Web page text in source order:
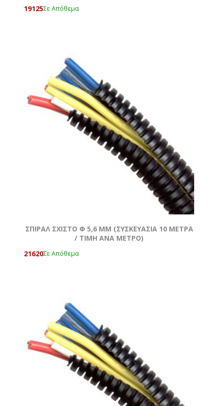
19125Σε Απόθεμα
ΣΠΙΡΑΛ ΣΧΙΣΤΟ Φ 5,6 MM (ΣΥΣΚΕΥΑΣΙΑ 10 ΜΕΤΡΑ
/ TIMH ANA METΡΟ)
21620Σε Απόθεμα